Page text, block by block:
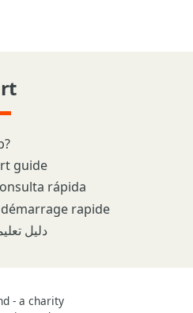
guide
rápida
rapide
دليل
- a charity